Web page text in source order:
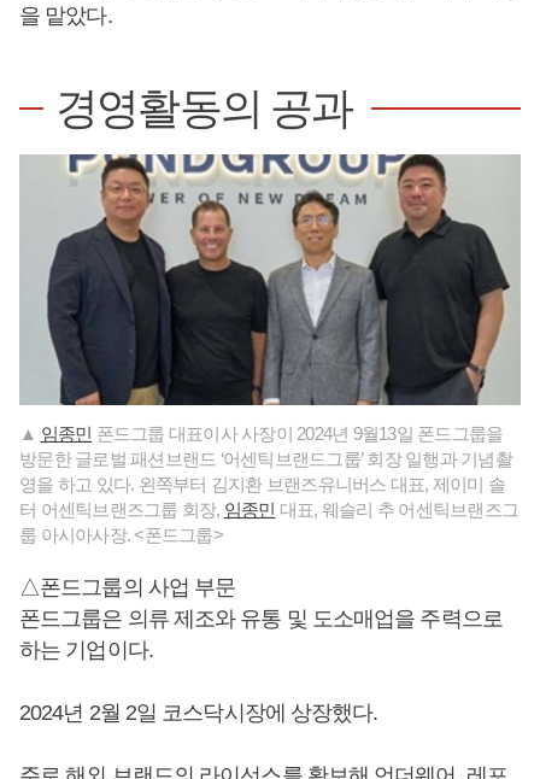
을 맡았다.
경영활동의 공과
▲ 임종민 폰드그룹 대표이사 사장이 2024년 9월13일 폰드그룹을
방문한 글로벌 패션브랜드 ‘어센틱브랜드그룹’ 회장 일행과 기념촬
영을 하고 있다. 왼쪽부터 김지환 브랜즈유니버스 대표, 제이미 솔
터 어센틱브랜즈그룹 회장, 임종민 대표, 웨슬리 추 어센틱브랜즈그
룹 아시아사장. <폰드그룹>
△폰드그룹의 사업 부문
폰드그룹은 의류 제조와 유통 및 도소매업을 주력으로
하는 기업이다.
2024년 2월 2일 코스닥시장에 상장했다.